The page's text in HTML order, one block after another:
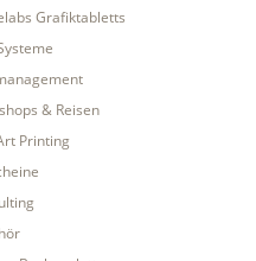
Grafiktabletts
& Reisen
Printing